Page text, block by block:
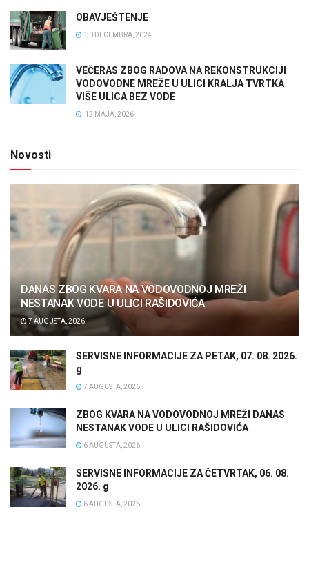
OBAVJEŠTENJE
30 DECEMBRA, 2024
VEČERAS ZBOG RADOVA NA REKONSTRUKCIJI
VODOVODNE MREŽE U ULICI KRALJA TVRTKA
VIŠE ULICA BEZ VODE
12 MAJA, 2026
Novosti
DANAS ZBOG KVARA NA VODOVODNOJ MREŽI
NESTANAK VODE U ULICI RAŠIDOVIĆA
7 AUGUSTA, 2026
SERVISNE INFORMACIJE ZA PETAK, 07. 08. 2026.
g
7 AUGUSTA, 2026
ZBOG KVARA NA VODOVODNOJ MREŽI DANAS
NESTANAK VODE U ULICI RAŠIDOVIĆA
6 AUGUSTA, 2026
SERVISNE INFORMACIJE ZA ČETVRTAK, 06. 08.
2026. g
6 AUGUSTA, 2026